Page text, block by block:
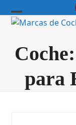
to Open
menu
Close
menu
para